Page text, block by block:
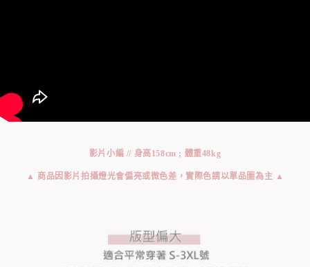
影片小編 // 身高158cm ; 體重48kg
▲ 商品因影片拍攝燈光會偏亮或微色差，實際色請以單品圖為主 ▲